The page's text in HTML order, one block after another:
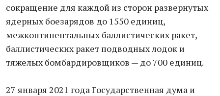
сокращение для каждой из сторон развернутых
ядерных боезарядов до 1550 единиц,
межконтинентальных баллистических ракет,
баллистических ракет подводных лодок и
тяжелых бомбардировщиков — до 700 единиц.
27 января 2021 года Государственная дума и